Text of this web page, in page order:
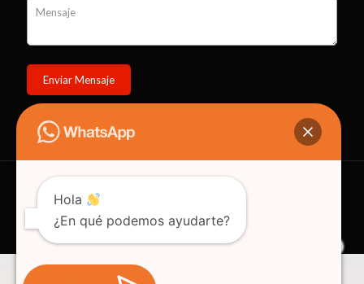
© 2022
- Todos Los Derechos Reservados. Diseño:
Hola
¿En qué podemos ayudarte?